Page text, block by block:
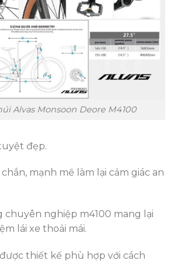
Alvas Monsoon Deore M4100
đẹp.
mạnh mẽ làm lại cảm giác an
chuyên nghiệp m4100 mang lại
lái xe thoải mái.
thiết kế phù hợp với cách